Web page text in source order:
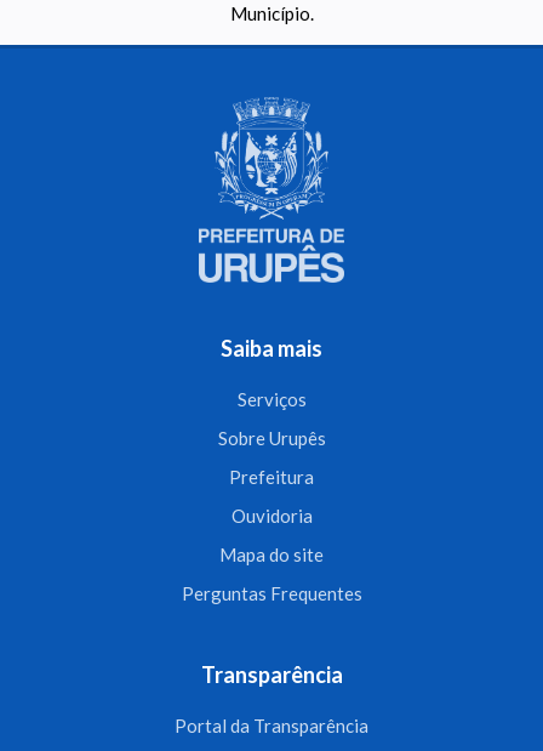
Município.
Saiba mais
Serviços
Sobre Urupês
Prefeitura
Ouvidoria
Mapa do site
Perguntas Frequentes
Transparência
Portal da Transparência